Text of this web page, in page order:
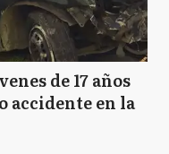
de 17 años
en la